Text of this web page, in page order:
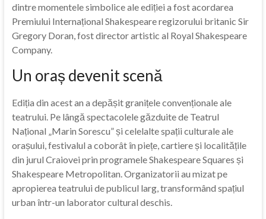
dintre momentele simbolice ale ediției a fost acordarea
Premiului Internațional Shakespeare regizorului britanic Sir
Gregory Doran, fost director artistic al Royal Shakespeare
Company.
Un oraș devenit scenă
Ediția din acest an a depășit granițele convenționale ale
teatrului. Pe lângă spectacolele găzduite de Teatrul
Național „Marin Sorescu” și celelalte spații culturale ale
orașului, festivalul a coborât în piețe, cartiere și localitățile
din jurul Craiovei prin programele Shakespeare Squares și
Shakespeare Metropolitan. Organizatorii au mizat pe
apropierea teatrului de publicul larg, transformând spațiul
urban într-un laborator cultural deschis.